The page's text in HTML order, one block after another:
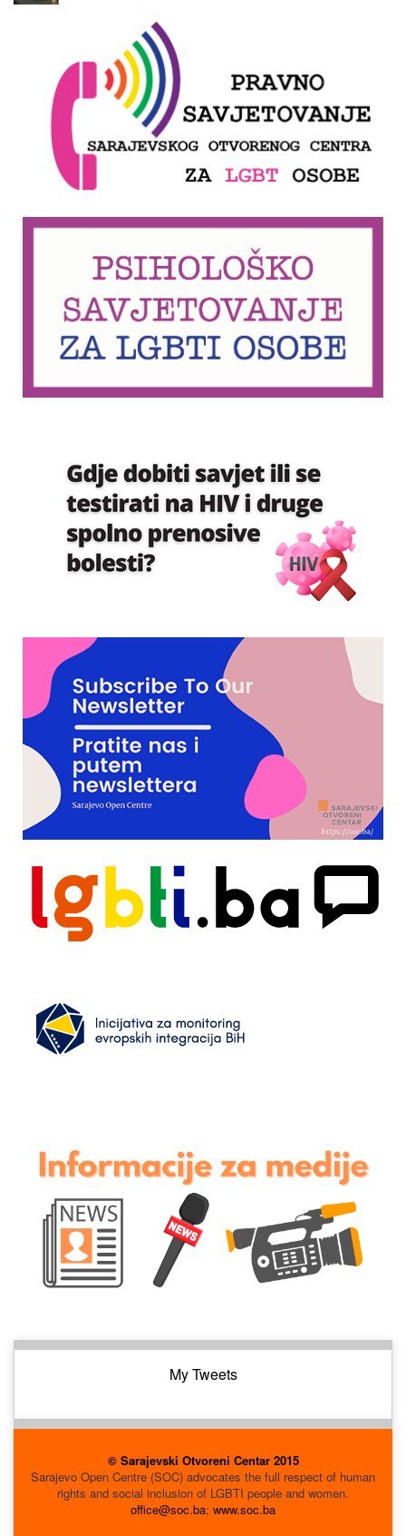
My Tweets
© Sarajevski Otvoreni Centar 2015
Sarajevo Open Centre (SOC) advocates the full respect of human
rights and social inclusion of LGBTI people and women.
office@soc.ba; www.soc.ba